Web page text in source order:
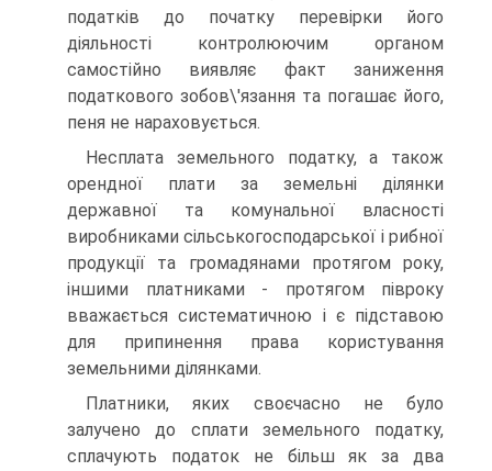
податків до початку перевірки його
діяльності контролюючим органом
самостійно виявляє факт заниження
податкового зобов\'я­зання та погашає його,
пеня не нараховується.
Несплата земельного податку, а також
орендної плати за земельні ділянки
державної та комунальної власності
виробниками сільськогосподарської і рибної
продукції та громадянами протягом року,
іншими платниками - протягом півроку
вважається систематичною і є підставою
для припинення права користування
земельними ділянками.
Платники, яких своєчасно не було
залучено до сплати земель­ного податку,
сплачують податок не більш як за два